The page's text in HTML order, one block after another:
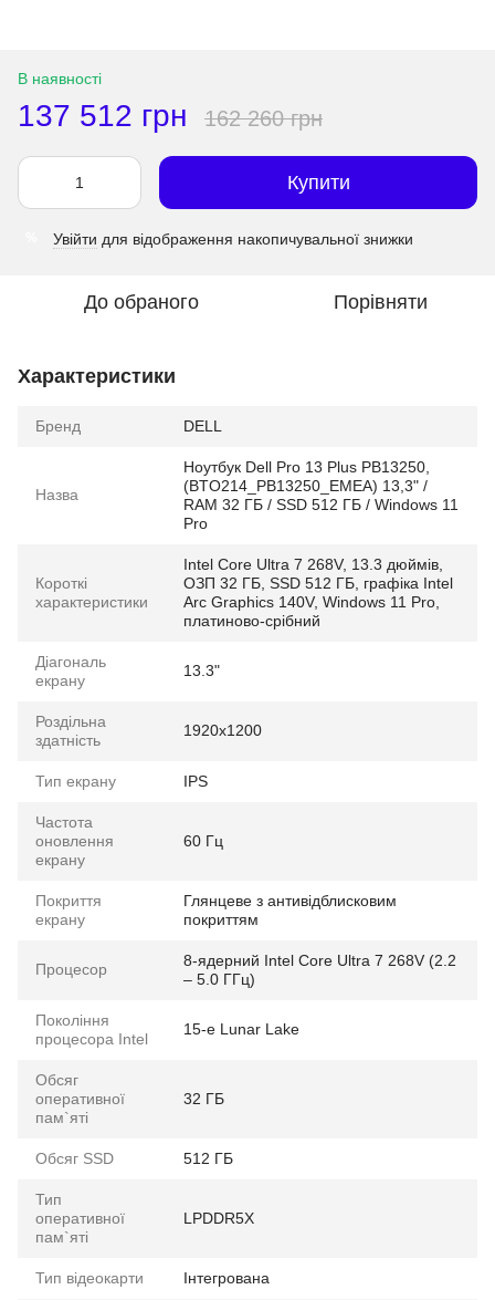
В наявності
137 512 грн 162 260 грн
Купити
Увійти для відображення накопичувальної знижки
До обраного Порівняти
Характеристики
Бренд DELL
Назва
Ноутбук Dell Pro 13 Plus PB13250,
(BTO214_PB13250_EMEA) 13,3" /
RAM 32 ГБ / SSD 512 ГБ / Windows 11
Pro
Короткі
характеристики
Intel Core Ultra 7 268V, 13.3 дюймів,
ОЗП 32 ГБ, SSD 512 ГБ, графіка Intel
Arc Graphics 140V, Windows 11 Pro,
платиново-срібний
Діагональ
екрану
13.3"
Роздільна
здатність
1920x1200
Тип екрану IPS
Частота
оновлення
екрану
60 Гц
Покриття
екрану
Глянцеве з антивідблисковим
покриттям
Процесор
8-ядерний Intel Core Ultra 7 268V (2.2
– 5.0 ГГц)
Покоління
процесора Intel
15-е Lunar Lake
Обсяг
оперативної
пам`яті
32 ГБ
Обсяг SSD 512 ГБ
Тип
оперативної
пам`яті
LPDDR5X
Тип відеокарти Інтегрована